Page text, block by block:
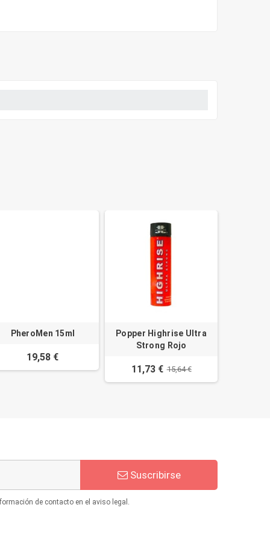
PheroMen 15ml
19,58 €
Popper Highrise Ultra
Strong Rojo
11,73 € 15,64 €
Suscribirse
de contacto en el aviso legal.